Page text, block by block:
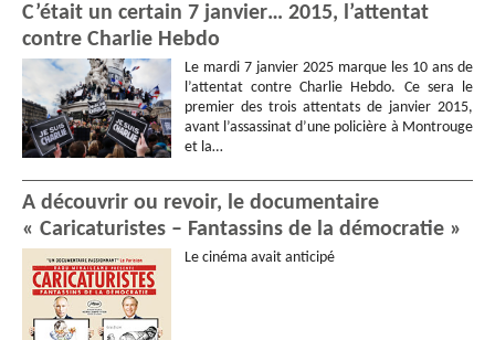
C’était un certain 7 janvier… 2015, l’attentat
contre Charlie Hebdo
Le mardi 7 janvier 2025 marque les 10 ans de
l’attentat contre Charlie Hebdo. Ce sera le
premier des trois attentats de janvier 2015,
avant l’assassinat d’une policière à Montrouge
et la…
A découvrir ou revoir, le documentaire
« Caricaturistes – Fantassins de la démocratie »
Le cinéma avait anticipé